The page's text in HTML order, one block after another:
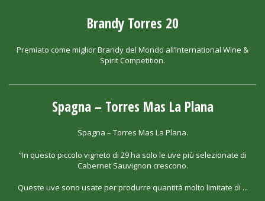
Brandy Torres 20
Premiato come miglior Brandy del Mondo all’International Wine &
Spirit Competition.
Spagna – Torres Mas La Plana
Spagna – Torres Mas La Plana.
“In questo piccolo vigneto di 29 ha solo le uve più selezionate di
Cabernet Sauvignon crescono.
Queste uve sono usate per produrre quantità molto limitate di ...